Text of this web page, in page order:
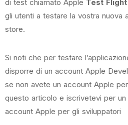
di test chiamato Apple Test Flight
gli utenti a testare la vostra nuova
store.
Si noti che per testare
disporre di un account Apple
se non avete un account Apple
questo articolo e iscrivetevi per un
account Apple per gli sviluppatori